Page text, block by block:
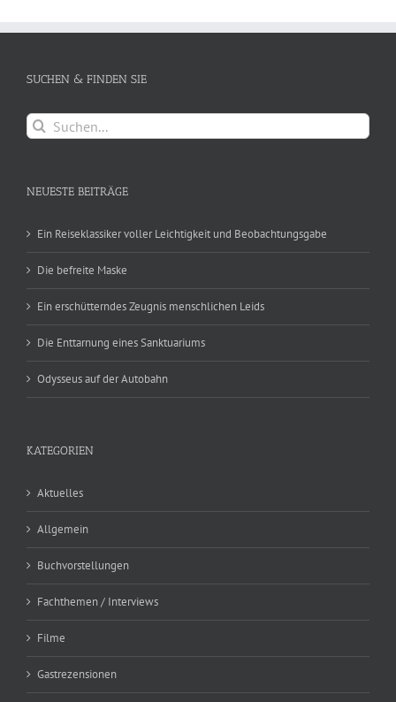
SUCHEN & FINDEN SIE
Suche
nach:
NEUESTE BEITRÄGE
Ein Reiseklassiker voller Leichtigkeit und Beobachtungsgabe
Die befreite Maske
Ein erschütterndes Zeugnis menschlichen Leids
Die Enttarnung eines Sanktuariums
Odysseus auf der Autobahn
KATEGORIEN
Aktuelles
Allgemein
Buchvorstellungen
Fachthemen / Interviews
Filme
Gastrezensionen